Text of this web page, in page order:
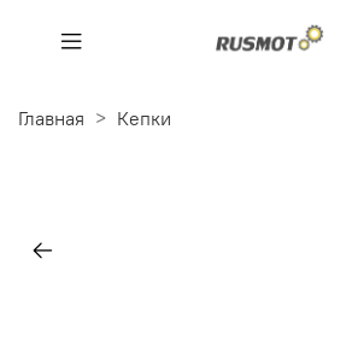
Главная Кепки